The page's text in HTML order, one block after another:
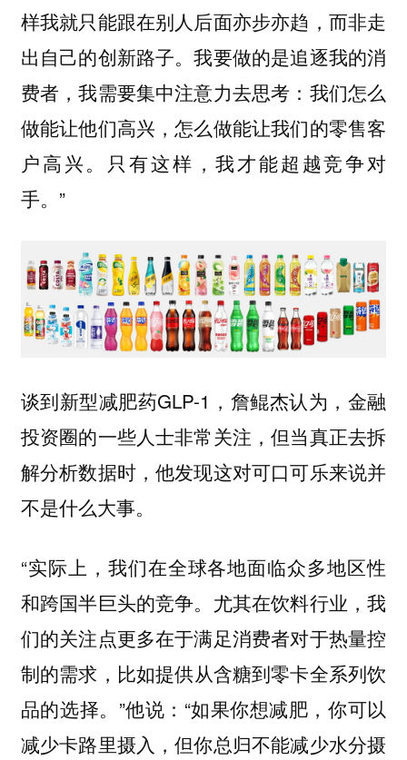
样我就只能跟在别人后面亦步亦趋，而非走
出自己的创新路子。我要做的是追逐我的消
费者，我需要集中注意力去思考 ：我们怎么
做能让他们高兴，怎么做能让我们的零售客
户高兴。只有这样，我才能超越竞争对
手。”
谈到新型减肥药GLP-1，詹鲲杰认为，金融
投资圈的一些人士非常关注，但当真正去拆
解分析数据时，他发现这对可口可乐来说并
不是什么大事。
“实际上，我们在全球各地面临众多地区性
和跨国半巨头的竞争。尤其在饮料行业，我
们的关注点更多在于满足消费者对于热量控
制的需求 ，比如提供从含糖到零卡全系列饮
品的选择。”他说：“如果你想减肥，你可以
减少卡路里摄入，但你总归不能减少水分摄